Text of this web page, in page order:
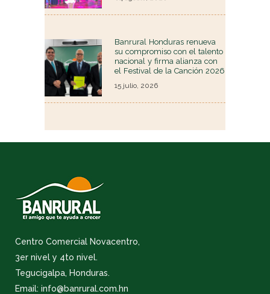
Banrural Honduras renueva
su compromiso con el talento
nacional y firma alianza con
el Festival de la Canción 2026
15 julio, 2026
Centro Comercial Novacentro,
3er nivel y 4to nivel.
Tegucigalpa, Honduras.
Email: info@banrural.com.hn